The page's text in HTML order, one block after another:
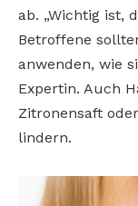
ab. „Wichtig ist,
Betroffene
anwenden, wie
Expertin. Auch
Zitronensaft
lindern.